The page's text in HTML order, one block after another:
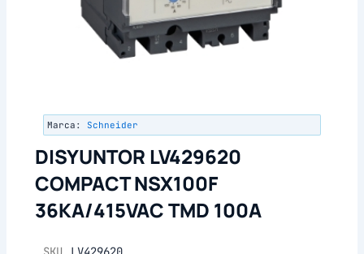
Marca: Schneider
DISYUNTOR LV429620
COMPACT NSX100F
36KA/415VAC TMD 100A